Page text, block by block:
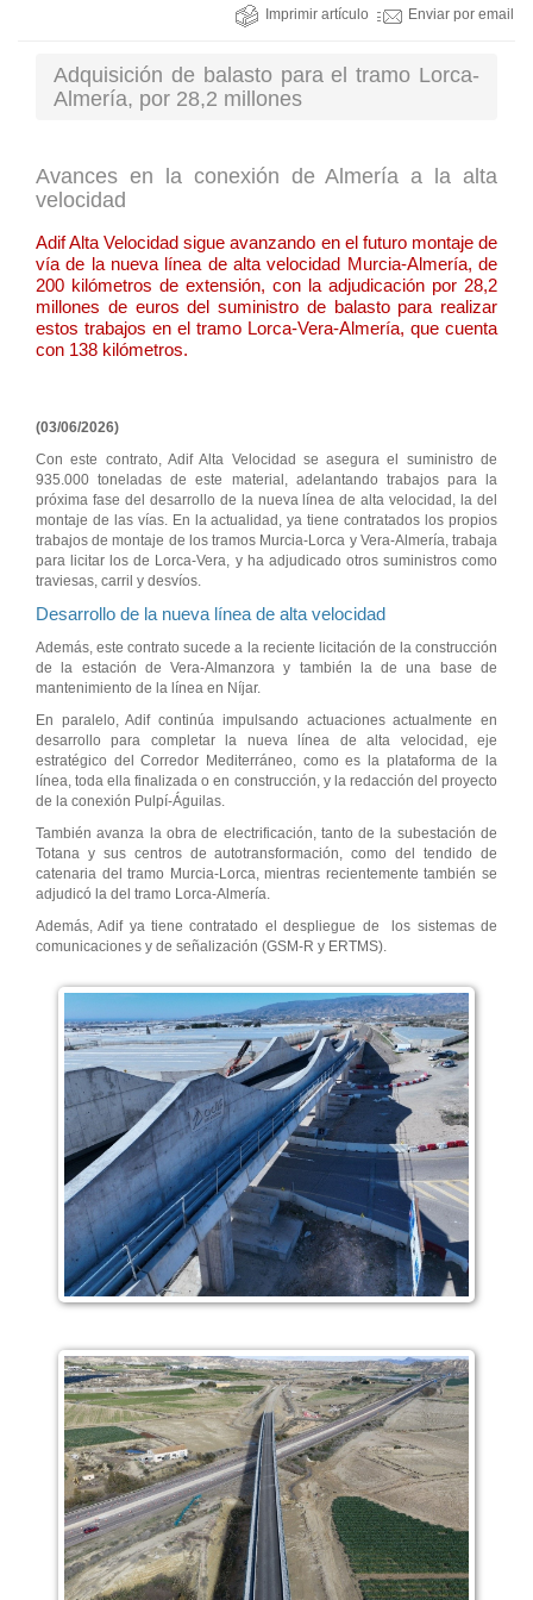
Imprimir artículo Enviar por email
Adquisición de balasto para el tramo Lorca-
Almería, por 28,2 millones
Avances en la conexión de Almería a la alta
velocidad
Adif Alta Velocidad sigue avanzando en el futuro montaje de
vía de la nueva línea de alta velocidad Murcia-Almería, de
200 kilómetros de extensión, con la adjudicación por 28,2
millones de euros del suministro de balasto para realizar
estos trabajos en el tramo Lorca-Vera-Almería, que cuenta
con 138 kilómetros.
(03/06/2026)
Con este contrato, Adif Alta Velocidad se asegura el suministro de
935.000 toneladas de este material, adelantando trabajos para la
próxima fase del desarrollo de la nueva línea de alta velocidad, la del
montaje de las vías. En la actualidad, ya tiene contratados los propios
trabajos de montaje de los tramos Murcia-Lorca y Vera-Almería, trabaja
para licitar los de Lorca-Vera, y ha adjudicado otros suministros como
traviesas, carril y desvíos.
Desarrollo de la nueva línea de alta velocidad
Además, este contrato sucede a la reciente licitación de la construcción
de la estación de Vera-Almanzora y también la de una base de
mantenimiento de la línea en Níjar.
En paralelo, Adif continúa impulsando actuaciones actualmente en
desarrollo para completar la nueva línea de alta velocidad, eje
estratégico del Corredor Mediterráneo, como es la plataforma de la
línea, toda ella finalizada o en construcción, y la redacción del proyecto
de la conexión Pulpí-Águilas.
También avanza la obra de electrificación, tanto de la subestación de
Totana y sus centros de autotransformación, como del tendido de
catenaria del tramo Murcia-Lorca, mientras recientemente también se
adjudicó la del tramo Lorca-Almería.
Además, Adif ya tiene contratado el despliegue de los sistemas de
comunicaciones y de señalización (GSM-R y ERTMS).